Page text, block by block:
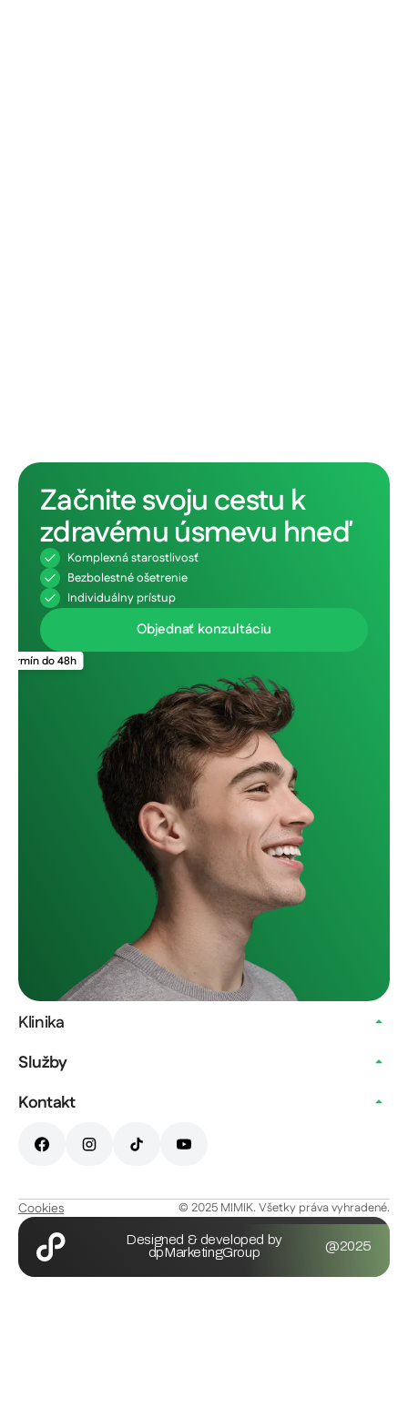
Začnite svoju cestu k
zdravému úsmevu hneď
Komplexná starostlivosť
Bezbolestné ošetrenie
Individuálny prístup
Objednať konzultáciu
Termín do 48h
Klinika
Služby
Kontakt
Cookies © 2025 MIMIK. Všetky práva vyhradené.
Designed & developed by
dpMarketingGroup
@2025